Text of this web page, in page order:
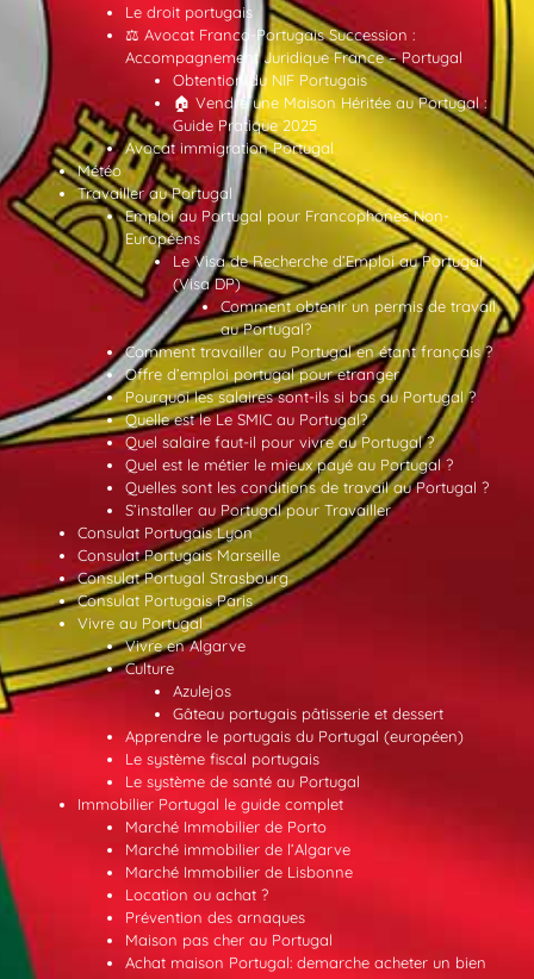
Le droit portugais
⚖️ Avocat Franco-Portugais Succession :
Accompagnement Juridique France – Portugal
Obtention du NIF Portugais
🏠 Vendre une Maison Héritée au Portugal :
Guide Pratique 2025
Avocat immigration Portugal
Météo
Travailler au Portugal
Emploi au Portugal pour Francophones Non-
Européens
Le Visa de Recherche d’Emploi au Portugal
(Visa DP)
Comment obtenir un permis de travail
au Portugal?
Comment travailler au Portugal en étant français ?
Offre d’emploi portugal pour etranger
Pourquoi les salaires sont-ils si bas au Portugal ?
Quelle est le Le SMIC au Portugal?
Quel salaire faut-il pour vivre au Portugal ?
Quel est le métier le mieux payé au Portugal ?
Quelles sont les conditions de travail au Portugal ?
S’installer au Portugal pour Travailler
Consulat Portugais Lyon
Consulat Portugais Marseille
Consulat Portugal Strasbourg
Consulat Portugais Paris
Vivre au Portugal
Vivre en Algarve
Culture
Azulejos
Gâteau portugais pâtisserie et dessert
Apprendre le portugais du Portugal (européen)
Le système fiscal portugais
Le système de santé au Portugal
Immobilier Portugal le guide complet
Marché Immobilier de Porto
Marché immobilier de l’Algarve
Marché Immobilier de Lisbonne
Location ou achat ?
Prévention des arnaques
Maison pas cher au Portugal
Achat maison Portugal: demarche acheter un bien